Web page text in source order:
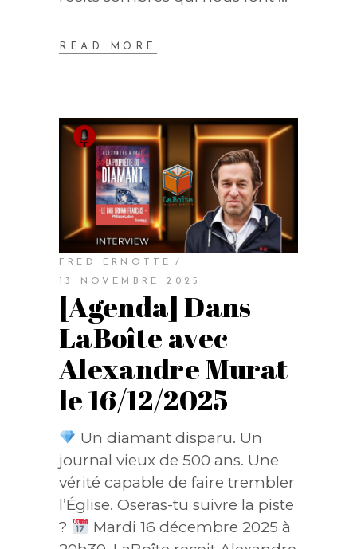
READ MORE
FRED ERNOTTE
13 NOVEMBRE 2025
[Agenda] Dans
LaBoîte avec
Alexandre Murat
le 16/12/2025
Un diamant disparu. Un
journal vieux de 500 ans. Une
vérité capable de faire trembler
l’Église. Oseras-tu suivre la piste
?
Mardi 16 décembre 2025 à